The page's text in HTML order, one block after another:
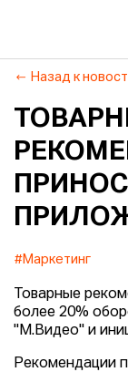
Назад к
#Маркетинг
Товарные
более 20%
"М.Видео" и
Рекомендации